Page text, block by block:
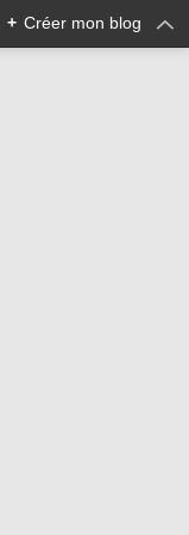
+ Créer mon blog